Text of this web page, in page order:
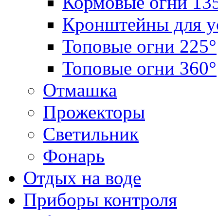
Кронштейны для
Топовые огни 225°
Топовые огни 360°
Отмашка
Прожекторы
Светильник
Фонарь
Отдых на воде
Приборы контроля